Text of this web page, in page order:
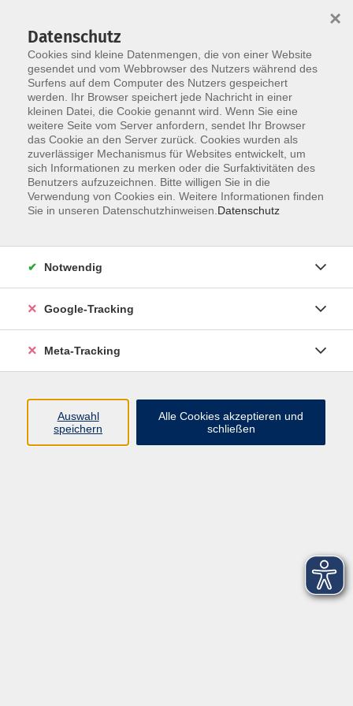
Skip to main content
Der Kurs konnte nicht gefunden werden.
Über uns
Datenschutz
Cookies sind kleine Datenmengen, die von einer Website
gesendet und vom Webbrowser des Nutzers während des
Surfens auf dem Computer des Nutzers gespeichert
werden. Ihr Browser speichert jede Nachricht in einer
kleinen Datei, die Cookie genannt wird. Wenn Sie eine
weitere Seite vom Server anfordern, sendet Ihr Browser
das Cookie an den Server zurück. Cookies wurden als
zuverlässiger Mechanismus für Websites entwickelt, um
sich Informationen zu merken oder die Surfaktivitäten des
Benutzers aufzuzeichnen. Bitte willigen Sie in die
Verwendung von Cookies ein. Weitere Informationen finden
Sie in unseren Datenschutzhinweisen. Datenschutz
×
Notwendig
Google-Tracking
Meta-Tracking
Auswahl
speichern
Alle Cookies akzeptieren und
schließen